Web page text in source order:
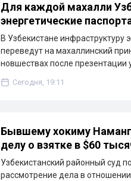
Для каждой махалли
энергетические
В Узбекистане инфраструктуру
переведут на махаллинский
новшествах после презентации
Сегодня, 19:11
Бывшему хокиму
делу о взятке в $60
Узбекистанский районный суд
рассмотрение дела в